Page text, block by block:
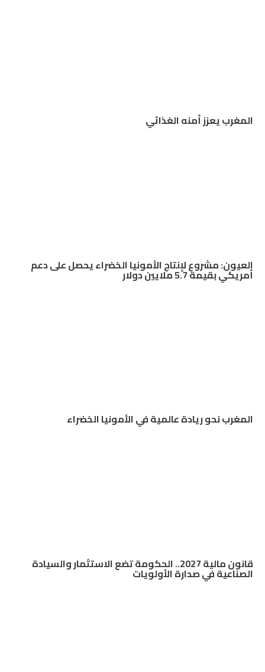
المغرب يعزز أمنه الغذائي
العيون: مشروع لإنتاج الأمونيا الخضراء يحصل على دعم
أمريكي بقيمة 5.7 ملايين دولار
المغرب نحو ريادة عالمية في الأمونيا الخضراء
قانون مالية 2027.. الحكومة تضع الاستثمار والسيادة
الصناعية في صدارة الأولويات